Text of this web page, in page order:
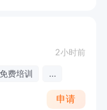
2小时前
免费培训 ...
申请